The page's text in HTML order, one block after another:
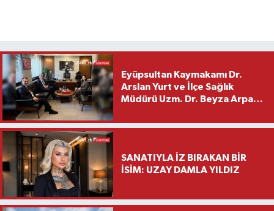
Eyüpsultan Kaymakamı Dr.
Arslan Yurt ve İlçe Sağlık
Müdürü Uzm. Dr. Beyza Arpacı
Ziyareti
SANATIYLA İZ BIRAKAN BİR
İSİM: UZAY DAMLA YILDIZ